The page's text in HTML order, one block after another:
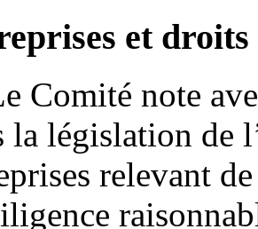
et droits
Comité note
la législation de
relevant